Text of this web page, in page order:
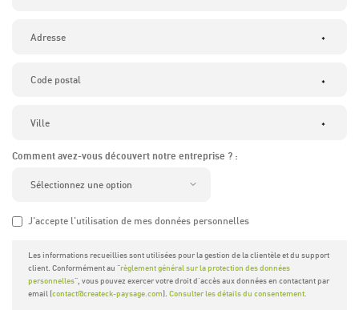
*
*
*
Comment avez-vous découvert notre entreprise ? :
J'accepte l'utilisation de mes données personnelles
Les informations recueillies sont utilisées pour la gestion de la clientèle et du support
client. Conformément au "règlement général sur la protection des données
personnelles", vous pouvez exercer votre droit d'accès aux données en contactant par
email (contact@createck-paysage.com ). Consulter les détails du consentement.